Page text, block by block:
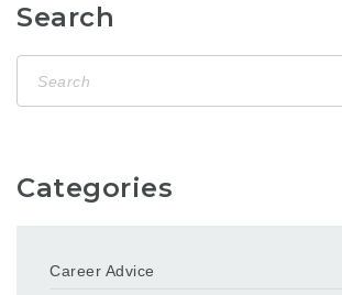
Search
Categories
Career Advice